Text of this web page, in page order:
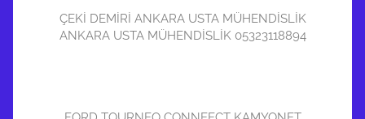
ÇEKİ DEMİRİ ANKARA USTA MÜHENDİSLİK
ANKARA USTA MÜHENDİSLİK 05323118894